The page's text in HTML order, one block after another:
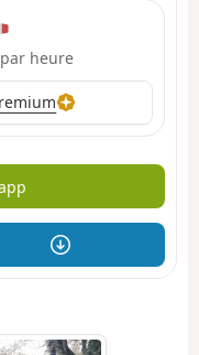
heure